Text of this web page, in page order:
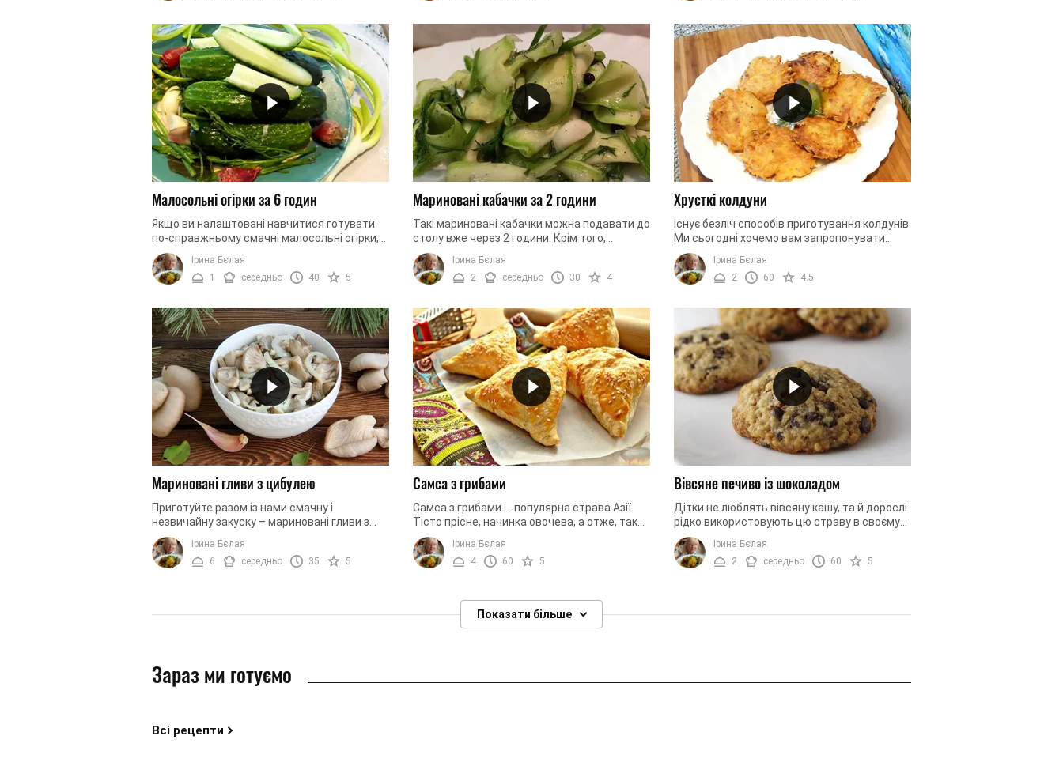
Малосольні огірки за 6 годин
Якщо ви налаштовані навчитися готувати
по-справжньому смачні малосольні огірки,
цей рецепт — це саме те, що вам потрібно.
Ми розповімо вам, як ...
Ірина Бєлая
1
середньо 40 5
Мариновані кабачки за 2 години
Такі мариновані кабачки можна подавати до
столу вже через 2 години. Крім того,
використовуючи цей рецепт, ви не будете
піддавати овочі термічній ...
Ірина Бєлая
2
середньо 30 4
Хрусткі колдуни
Існує безліч способів приготування колдунів.
Ми сьогодні хочемо вам запропонувати
рецепт хрустких колдунів. Страва вийде
саме такою завдяки тому, що ...
Ірина Бєлая
2
60 4.5
Мариновані гливи з цибулею
Приготуйте разом із нами смачну і
незвичайну закуску – мариновані гливи з
цибулею. Дивуйте своїх рідних і гостей
смачною, зимовою закускою і діліться ...
Ірина Бєлая
6
середньо 35 5
Самса з грибами
Самса з грибами ─ популярна страва Азії.
Тісто прісне, начинка овочева, а отже, такий
рецепт годиться вегетаріанцям або людям,
які дотримуються ...
Ірина Бєлая
4
60 5
Вівсяне печиво із шоколадом
Дітки не люблять вівсяну кашу, та й дорослі
рідко використовують цю страву в своєму
раціоні. Ми пропонуємо вам створити
апетитну й не менш корисну ...
Ірина Бєлая
2
середньо 60 5
Показати більше
Зараз ми готуємо
Всі рецепти